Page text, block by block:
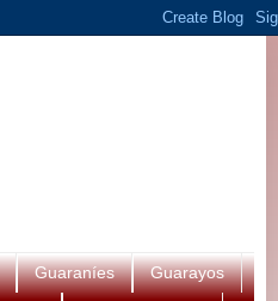
Guaraníes Guarayos